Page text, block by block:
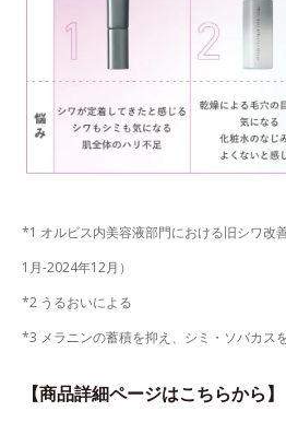
*1 オルビス内美容液部門における旧シワ改
1月-2024年12月）
*2 うるおいによる
*3 メラニンの蓄積を抑え、シミ・ソバカス
【商品詳細ページはこちらから】